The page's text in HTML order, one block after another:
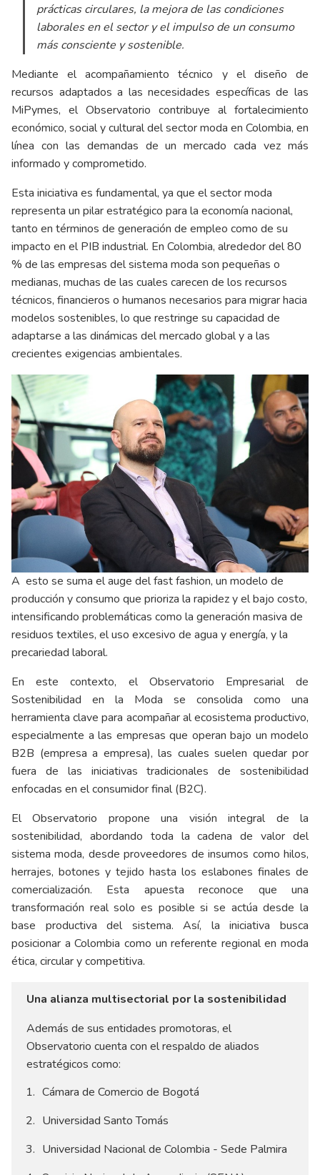
prácticas circulares, la mejora de las condiciones
laborales en el sector y el impulso de un consumo
más consciente y sostenible.
Mediante el acompañamiento técnico y el diseño de
recursos adaptados a las necesidades específicas de las
MiPymes, el Observatorio contribuye al fortalecimiento
económico, social y cultural del sector moda en Colombia, en
línea con las demandas de un mercado cada vez más
informado y comprometido.
Esta iniciativa es fundamental, ya que el sector moda
representa un pilar estratégico para la economía nacional,
tanto en términos de generación de empleo como de su
impacto en el PIB industrial. En Colombia, alrededor del 80
% de las empresas del sistema moda son pequeñas o
medianas, muchas de las cuales carecen de los recursos
técnicos, financieros o humanos necesarios para migrar hacia
modelos sostenibles, lo que restringe su capacidad de
adaptarse a las dinámicas del mercado global y a las
crecientes exigencias ambientales.
A esto se suma el auge del fast fashion, un modelo de
producción y consumo que prioriza la rapidez y el bajo costo,
intensificando problemáticas como la generación masiva de
residuos textiles, el uso excesivo de agua y energía, y la
precariedad laboral.
En este contexto, el Observatorio Empresarial de
Sostenibilidad en la Moda se consolida como una
herramienta clave para acompañar al ecosistema productivo,
especialmente a las empresas que operan bajo un modelo
B2B (empresa a empresa), las cuales suelen quedar por
fuera de las iniciativas tradicionales de sostenibilidad
enfocadas en el consumidor final (B2C).
El Observatorio propone una visión integral de la
sostenibilidad, abordando toda la cadena de valor del
sistema moda, desde proveedores de insumos como hilos,
herrajes, botones y tejido hasta los eslabones finales de
comercialización. Esta apuesta reconoce que una
transformación real solo es posible si se actúa desde la
base productiva del sistema. Así, la iniciativa busca
posicionar a Colombia como un referente regional en moda
ética, circular y competitiva.
Una alianza multisectorial por la sostenibilidad
Además de sus entidades promotoras, el
Observatorio cuenta con el respaldo de aliados
estratégicos como:
Cámara de Comercio de Bogotá
Universidad Santo Tomás
Universidad Nacional de Colombia - Sede Palmira